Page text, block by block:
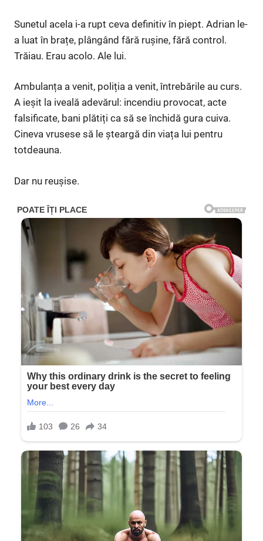
Sunetul acela i-a rupt ceva definitiv în piept. Adrian le-
a luat în brațe, plângând fără rușine, fără control.
Trăiau. Erau acolo. Ale lui.
Ambulanța a venit, poliția a venit, întrebările au curs.
A ieșit la iveală adevărul: incendiu provocat, acte
falsificate, bani plătiți ca să se închidă gura cuiva.
Cineva vrusese să le șteargă din viața lui pentru
totdeauna.
Dar nu reușise.